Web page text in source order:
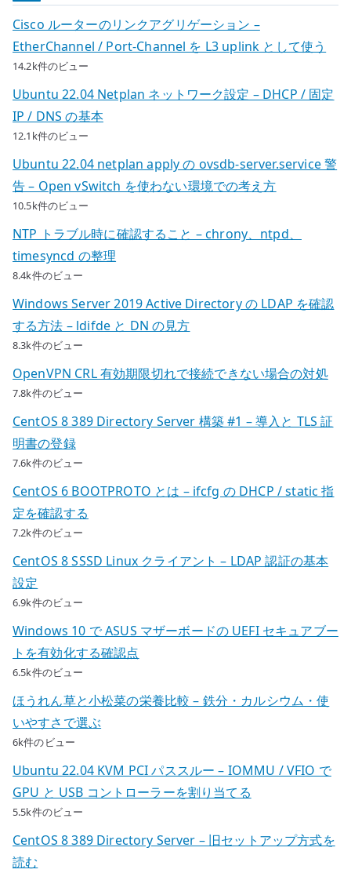
Cisco ルーターのリンクアグリゲーション –
EtherChannel / Port-Channel を L3 uplink として使う
14.2k件のビュー
Ubuntu 22.04 Netplan ネットワーク設定 – DHCP / 固定
IP / DNS の基本
12.1k件のビュー
Ubuntu 22.04 netplan apply の ovsdb-server.service 警
告 – Open vSwitch を使わない環境での考え方
10.5k件のビュー
NTP トラブル時に確認すること – chrony、ntpd、
timesyncd の整理
8.4k件のビュー
Windows Server 2019 Active Directory の LDAP を確認
する方法 – ldifde と DN の見方
8.3k件のビュー
OpenVPN CRL 有効期限切れで接続できない場合の対処
7.8k件のビュー
CentOS 8 389 Directory Server 構築 #1 – 導入と TLS 証
明書の登録
7.6k件のビュー
CentOS 6 BOOTPROTO とは – ifcfg の DHCP / static 指
定を確認する
7.2k件のビュー
CentOS 8 SSSD Linux クライアント – LDAP 認証の基本
設定
6.9k件のビュー
Windows 10 で ASUS マザーボードの UEFI セキュアブー
トを有効化する確認点
6.5k件のビュー
ほうれん草と小松菜の栄養比較 – 鉄分・カルシウム・使
いやすさで選ぶ
6k件のビュー
Ubuntu 22.04 KVM PCI パススルー – IOMMU / VFIO で
GPU と USB コントローラーを割り当てる
5.5k件のビュー
CentOS 8 389 Directory Server – 旧セットアップ方式を
読む